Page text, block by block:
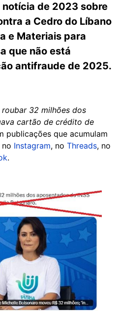
notícia de 2023 sobre
a Cedro do Líbano
e Materiais para
que não está
antifraude de 2025.
32 milhões dos
cartão de crédito de
publicações que acumulam
Instagram, no Threads, no
.